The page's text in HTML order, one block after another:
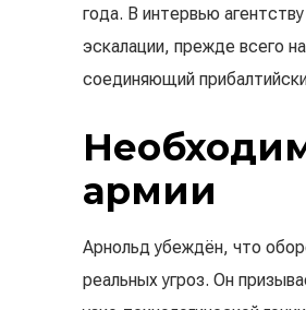
года. В интервью
эскалации, прежде всего
соединяющий
армии
Арнольд убеждён, что
реальных угроз. Он